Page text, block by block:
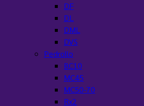
DF
DL
DML
DVS
Pedrollo
BC10
MC45
MC50-70
Rx2